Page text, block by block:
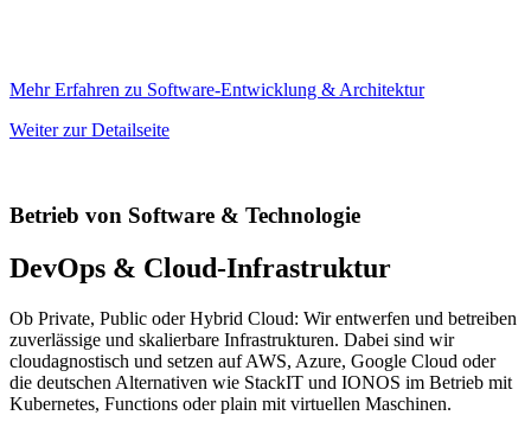
Mehr Erfahren zu Software-Entwicklung & Architektur
Weiter zur Detailseite
Betrieb von Software & Technologie
DevOps & Cloud-Infrastruktur
Ob Private, Public oder Hybrid Cloud: Wir entwerfen und betreiben
zuverlässige und skalierbare Infrastrukturen. Dabei sind wir
cloudagnostisch und setzen auf AWS, Azure, Google Cloud oder
die deutschen Alternativen wie StackIT und IONOS im Betrieb mit
Kubernetes, Functions oder plain mit virtuellen Maschinen.